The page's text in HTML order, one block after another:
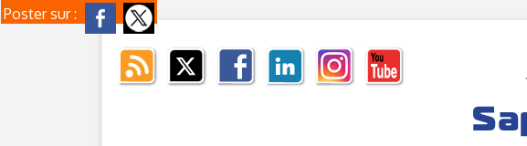
Poster sur :